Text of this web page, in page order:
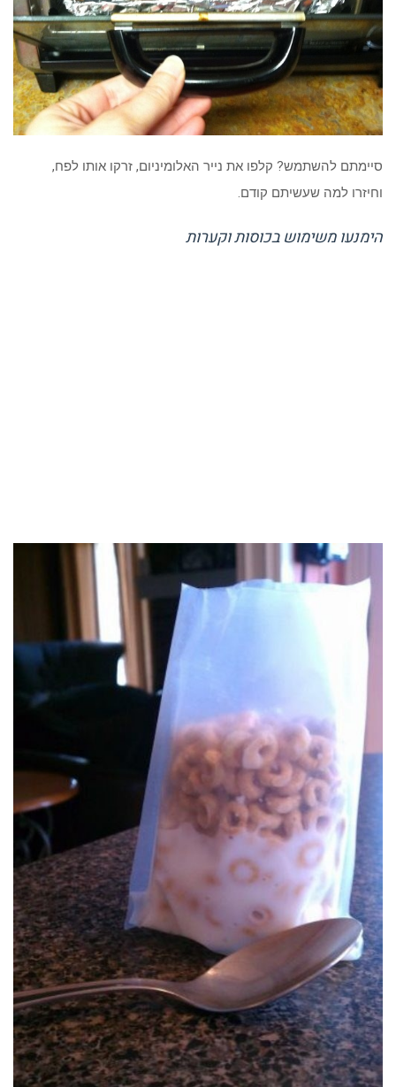
סיימתם להשתמש? קלפו את נייר האלומיניום, זרקו אותו לפח,
וחיזרו למה שעשיתם קודם.
הימנעו משימוש בכוסות וקערות